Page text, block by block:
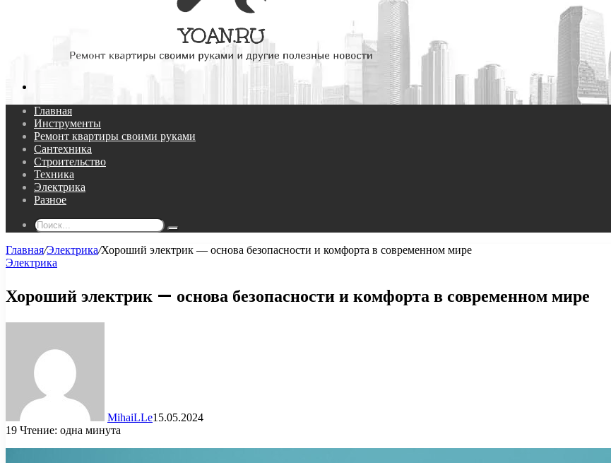
Главная
Инструменты
Ремонт квартиры своими руками
Сантехника
Строительство
Техника
Электрика
Разное
Поиск...
Главная/Электрика/Хороший электрик — основа безопасности и комфорта в современном мире
Электрика
Хороший электрик — основа безопасности и комфорта в современном мире
MihaiLLe15.05.2024
19 Чтение: одна минута